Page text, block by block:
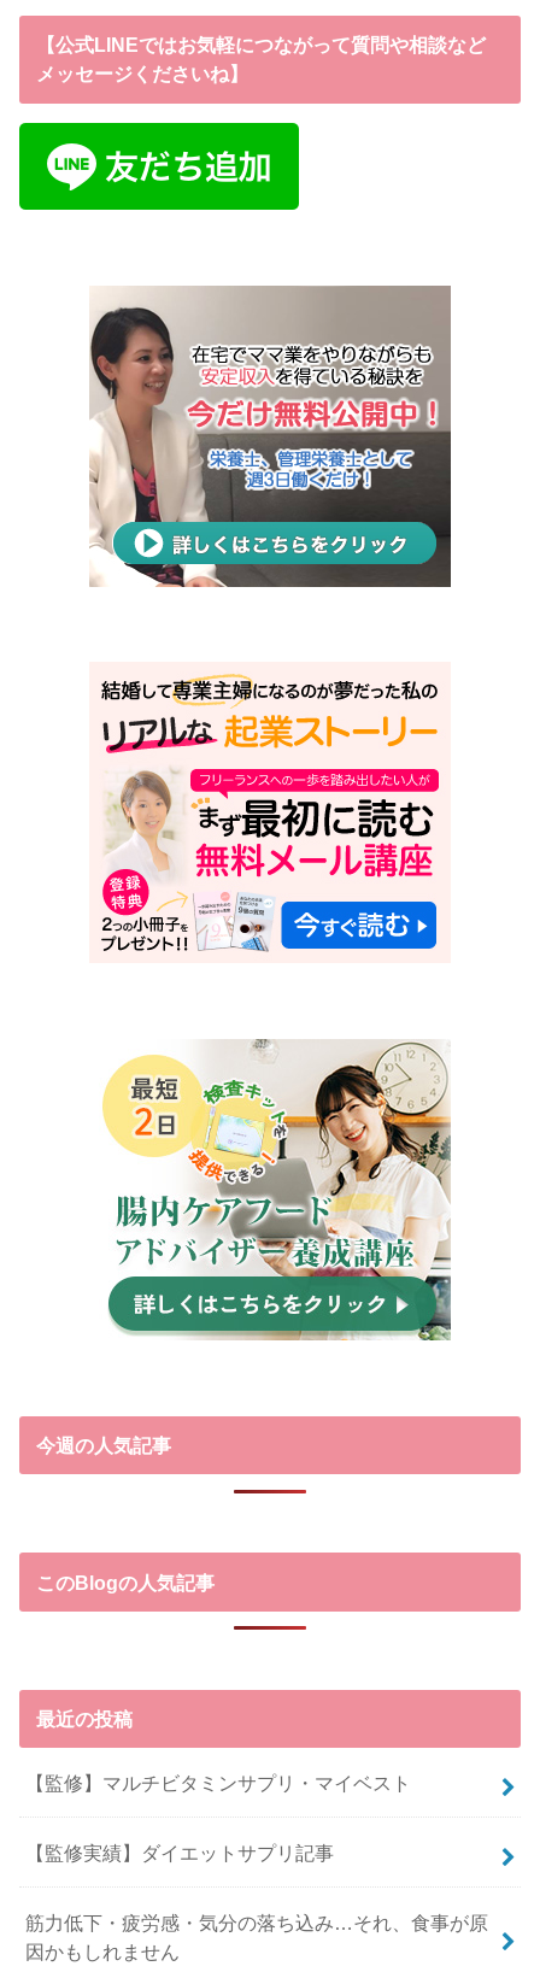
【公式LINEではお気軽につながって質問や相談など
メッセージくださいね】
今週の人気記事
このBlogの人気記事
最近の投稿
【監修】マルチビタミンサプリ・マイベスト
【監修実績】ダイエットサプリ記事
筋力低下・疲労感・気分の落ち込み…それ、食事が原
因かもしれません